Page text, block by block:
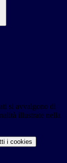
si avvalgono di
illustrate nella
i cookies